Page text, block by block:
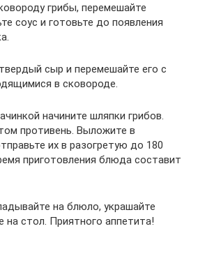
грибы, перемешайте
соус и готовьте до появления
сыр и перемешайте его с
в сковороде.
начините шляпки грибов.
противень. Выложите в
их в разогретую до 180
приготовления блюда составит
на блюло, украшайте
на стол. Приятного аппетита!